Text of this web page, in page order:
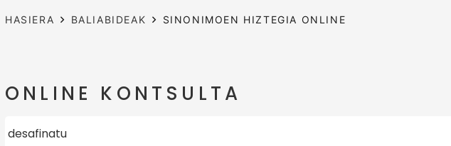
HASIERA BALIABIDEAK SINONIMOEN HIZTEGIA ONLINE
ONLINE KONTSULTA